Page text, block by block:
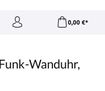
0,00 €*
Wanduhr,